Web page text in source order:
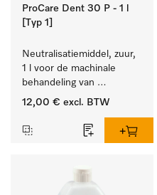
ProCare Dent 30 P - 1 l
[Typ 1]
Neutralisatiemiddel, zuur,
1 l voor de machinale
behandeling van
tandheelkundige
12,00 € excl. BTW